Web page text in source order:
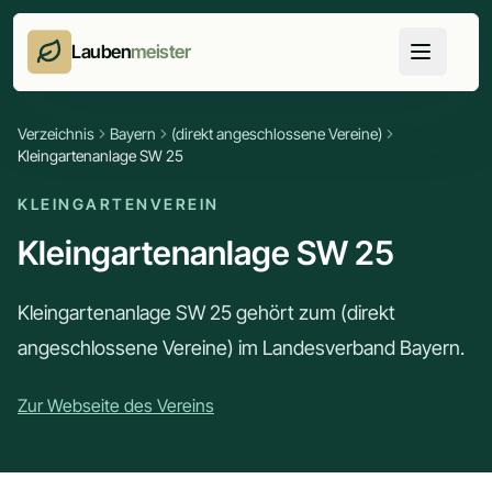
Laubenmeister
Verzeichnis Bayern
(direkt angeschlossene Vereine)
Kleingartenanlage SW 25
KLEINGARTENVEREIN
Kleingartenanlage SW 25
Kleingartenanlage SW 25 gehört zum (direkt
angeschlossene Vereine) im Landesverband Bayern.
Zur Webseite des Vereins